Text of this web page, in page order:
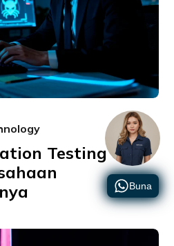
Testing dan
Buna